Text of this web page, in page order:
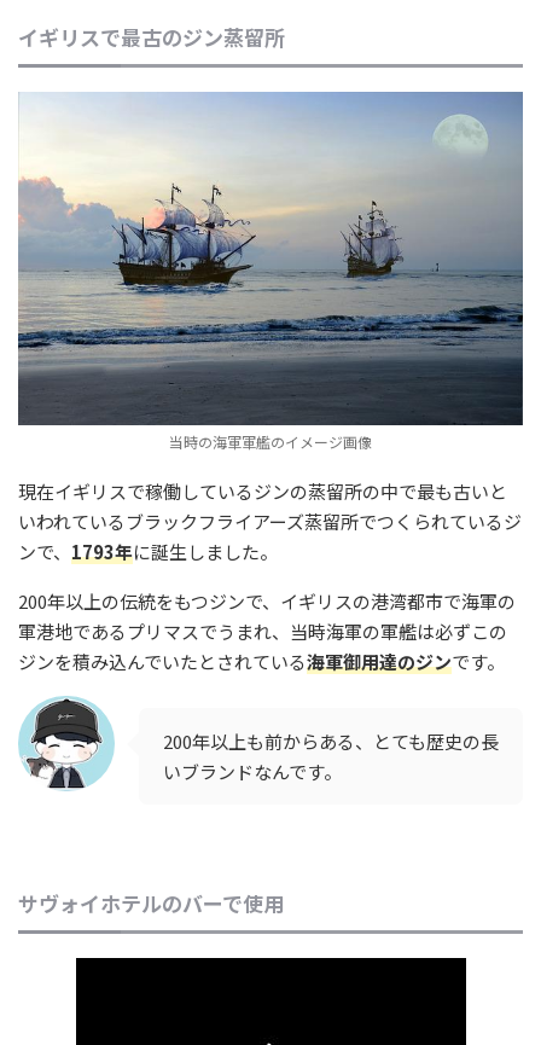
イギリスで最古のジン蒸留所
当時の海軍軍艦のイメージ画像
現在イギリスで稼働しているジンの蒸留所の中で最も古いと
いわれているブラックフライアーズ蒸留所でつくられているジ
ンで、 1793年に誕生しました。
200年以上の伝統をもつジンで、イギリスの港湾都市で海軍の
軍港地であるプリマスでうまれ、当時海軍の軍艦は必ずこの
ジンを積み込んでいたとされている海軍御用達のジンです。
200年以上も前からある、とても歴史の長
いブランドなんです。
サヴォイホテルのバーで使用